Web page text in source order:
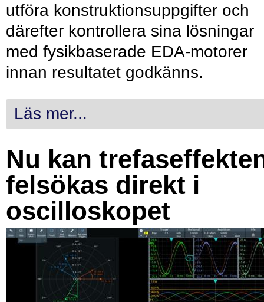
utföra konstruktionsuppgifter och
därefter kontrollera sina lösningar
med fysikbaserade EDA-motorer
innan resultatet godkänns.
Läs mer...
Nu kan
felsökas direkt i
oscilloskopet